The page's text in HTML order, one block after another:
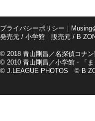
プライバシーポリシー ｜ Musing
発売元 / 小学館 販売元 / B
© 2018 青山剛昌／名探偵コナ
© 2010 青山剛昌／小学館・「
© J.LEAGUE PHOTOS © B